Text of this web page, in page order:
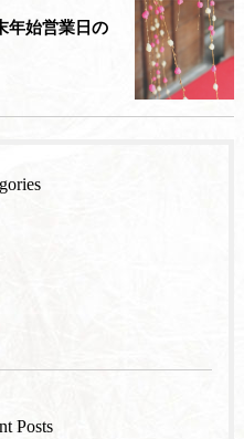
年始営業日の
Posts